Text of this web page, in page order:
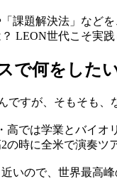
課題解決法」など
LEON世代こそ実
で何をした
すが、そもそも、
では学業とバイオ
時に全米で演奏
いので、世界最高